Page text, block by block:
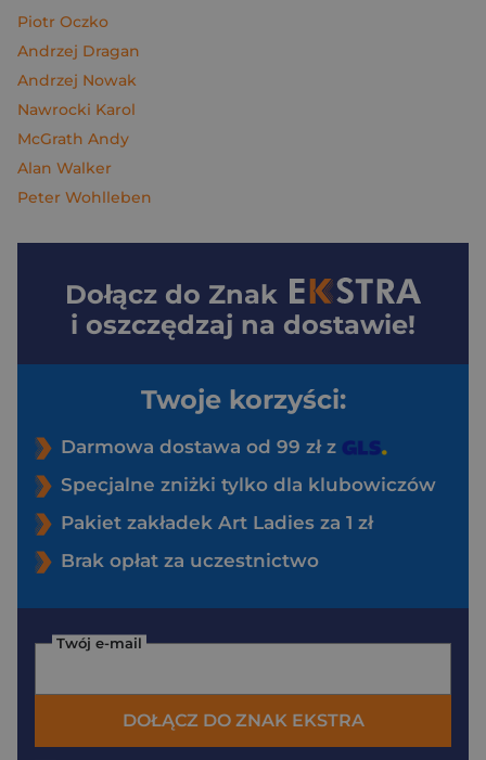
Piotr Oczko
Andrzej Dragan
Andrzej Nowak
Nawrocki Karol
McGrath Andy
Alan Walker
Peter Wohlleben
Dołącz do Znak
i oszczędzaj na dostawie!
Twoje korzyści:
Darmowa dostawa od 99 zł z
Specjalne zniżki tylko dla klubowiczów
Pakiet zakładek Art Ladies za 1 zł
Brak opłat za uczestnictwo
Twój e-mail
DOŁĄCZ DO ZNAK EKSTRA